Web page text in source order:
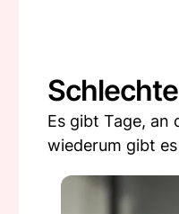
Es gibt Tage, an
wiederum gibt